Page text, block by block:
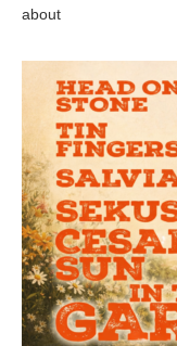
about